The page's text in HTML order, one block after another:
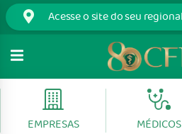
EMPRESAS MÉDICOS